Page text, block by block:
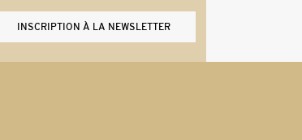
INSCRIPTION À LA NEWSLETTER